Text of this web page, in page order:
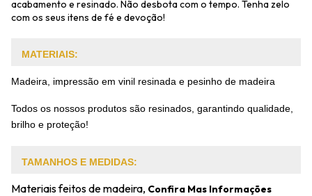
acabamento e resinado. Não desbota com o tempo. Tenha zelo
com os seus itens de fé e devoção!
MATERIAIS:
Madeira, impressão em vinil resinada e pesinho de madeira
Todos os nossos produtos são resinados, garantindo qualidade,
brilho e proteção!
TAMANHOS E MEDIDAS:
Materiais feitos de madeira, Confira Mas Informações